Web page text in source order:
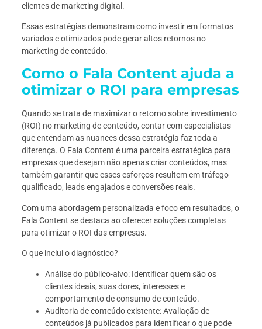
clientes de marketing digital.
Essas estratégias demonstram como investir em formatos
variados e otimizados pode gerar altos retornos no
marketing de conteúdo.
Como o Fala Content ajuda a
otimizar o ROI para empresas
Quando se trata de maximizar o retorno sobre investimento
(ROI) no marketing de conteúdo, contar com especialistas
que entendam as nuances dessa estratégia faz toda a
diferença. O Fala Content é uma parceira estratégica para
empresas que desejam não apenas criar conteúdos, mas
também garantir que esses esforços resultem em tráfego
qualificado, leads engajados e conversões reais.
Com uma abordagem personalizada e foco em resultados, o
Fala Content se destaca ao oferecer soluções completas
para otimizar o ROI das empresas.
O que inclui o diagnóstico?
Análise do público-alvo: Identificar quem são os
clientes ideais, suas dores, interesses e
comportamento de consumo de conteúdo.
Auditoria de conteúdo existente: Avaliação de
conteúdos já publicados para identificar o que pode